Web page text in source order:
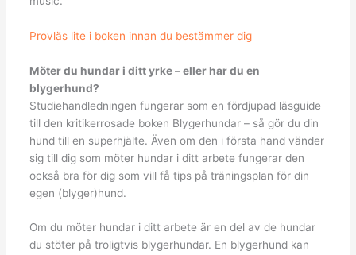
Provläs lite i boken innan du bestämmer dig
Möter du hundar i ditt yrke – eller har du en
blygerhund?
Studiehandledningen fungerar som en fördjupad läsguide
till den kritikerrosade boken Blygerhundar – så gör du din
hund till en superhjälte. Även om den i första hand vänder
sig till dig som möter hundar i ditt arbete fungerar den
också bra för dig som vill få tips på träningsplan för din
egen (blyger)hund.
Om du möter hundar i ditt arbete är en del av de hundar
du stöter på troligtvis blygerhundar. En blygerhund kan